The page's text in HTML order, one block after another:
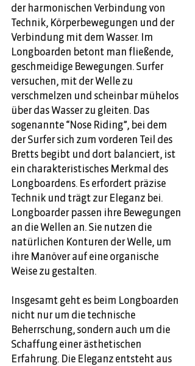
der harmonischen Verbindung von
Technik, Körperbewegungen und der
Verbindung mit dem Wasser. Im
Longboarden betont man fließende,
geschmeidige Bewegungen. Surfer
versuchen, mit der Welle zu
verschmelzen und scheinbar mühelos
über das Wasser zu gleiten. Das
sogenannte “Nose Riding”, bei dem
der Surfer sich zum vorderen Teil des
Bretts begibt und dort balanciert, ist
ein charakteristisches Merkmal des
Longboardens. Es erfordert präzise
Technik und trägt zur Eleganz bei.
Longboarder passen ihre Bewegungen
an die Wellen an. Sie nutzen die
natürlichen Konturen der Welle, um
ihre Manöver auf eine organische
Weise zu gestalten.
Insgesamt geht es beim Longboarden
nicht nur um die technische
Beherrschung, sondern auch um die
Schaffung einer ästhetischen
Erfahrung. Die Eleganz entsteht aus